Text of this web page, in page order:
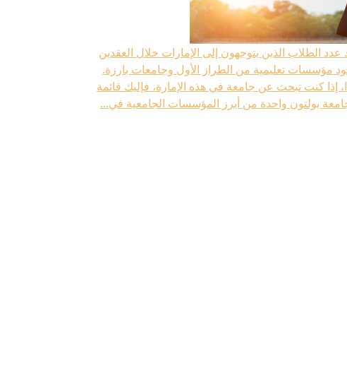
عدد الطلاب الذين يتوجهون إلى الإمارات خلال العقدين
مؤسسات تعليمية من الطراز الأول وجامعات بارزة.
كنت تبحث عن جامعة في هذه الإمارة، فإليك قائمة
بولتون واحدة من أبرز المؤسسات الجامعية في...